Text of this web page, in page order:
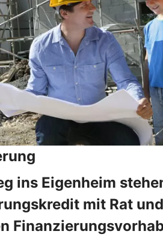
ins Eigenheim
mit Rat